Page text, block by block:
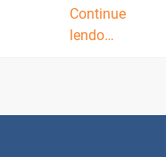
Continue
lendo…